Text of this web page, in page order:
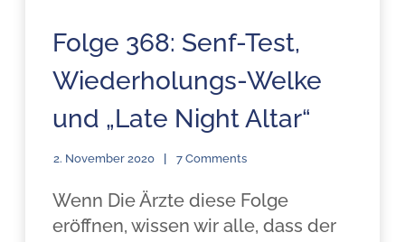
Folge 368: Senf-Test,
Wiederholungs-Welke
und „Late Night Altar“
2. November 2020 7 Comments
Wenn Die Ärzte diese Folge
eröffnen, wissen wir alle, dass der